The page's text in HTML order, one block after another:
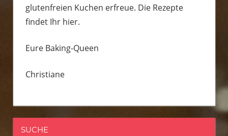
glutenfreien Kuchen erfreue. Die Rezepte
findet Ihr hier.
Eure Baking-Queen
Christiane
SUCHE